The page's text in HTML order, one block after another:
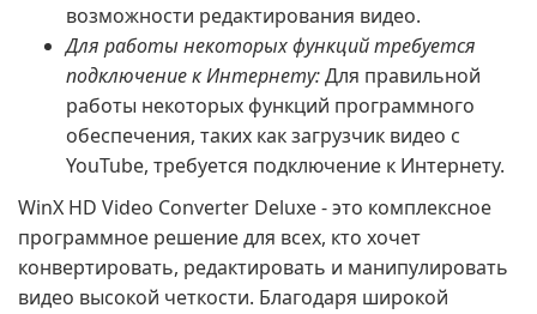
возможности редактирования видео.
Для работы некоторых функций требуется
подключение к Интернету:Для правильной
работы некоторых функций программного
обеспечения, таких как загрузчик видео с
YouTube, требуется подключение к Интернету.
WinX HD Video Converter Deluxe - это комплексное
программное решение для всех, кто хочет
конвертировать, редактировать и манипулировать
видео высокой четкости. Благодаря широкой